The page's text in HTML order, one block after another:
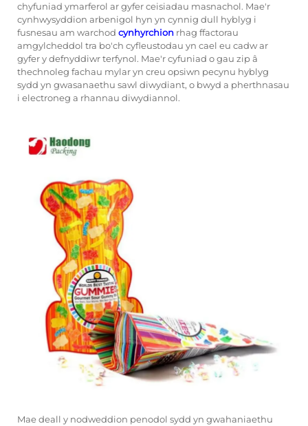
chyfuniad ymarferol ar gyfer ceisiadau masnachol. Mae'r
cynhwysyddion arbenigol hyn yn cynnig dull hyblyg i
fusnesau am warchod cynhyrchion rhag ffactorau
amgylcheddol tra bo'ch cyfleustodau yn cael eu cadw ar
gyfer y defnyddiwr terfynol. Mae'r cyfuniad o gau zip â
thechnoleg fachau mylar yn creu opsiwn pecynu hyblyg
sydd yn gwasanaethu sawl diwydiant, o bwyd a pherthnasau
i electroneg a rhannau diwydiannol.
Mae deall y nodweddion penodol sydd yn gwahaniaethu